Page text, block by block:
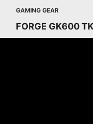
GAMING GEAR
FORGE GK600